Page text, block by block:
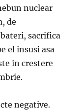
nuclear
de
sacrifica
el insusi asa
in crestere
negative.